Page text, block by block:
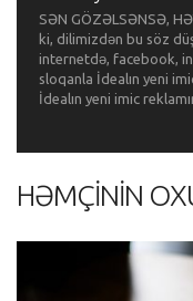
SƏN GÖZƏLSƏNSƏ,
ki, dilimizdən bu söz
internetdə, facebook,
sloqanla İdealın yeni
İdealın yeni imic
HƏMÇININ